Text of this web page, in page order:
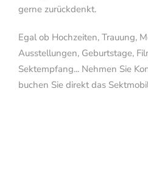
gerne zurückdenkt.
Egal ob Hochzeiten, Trauung,
Ausstellungen, Geburtstage,
Sektempfang... Nehmen Sie
buchen Sie direkt das